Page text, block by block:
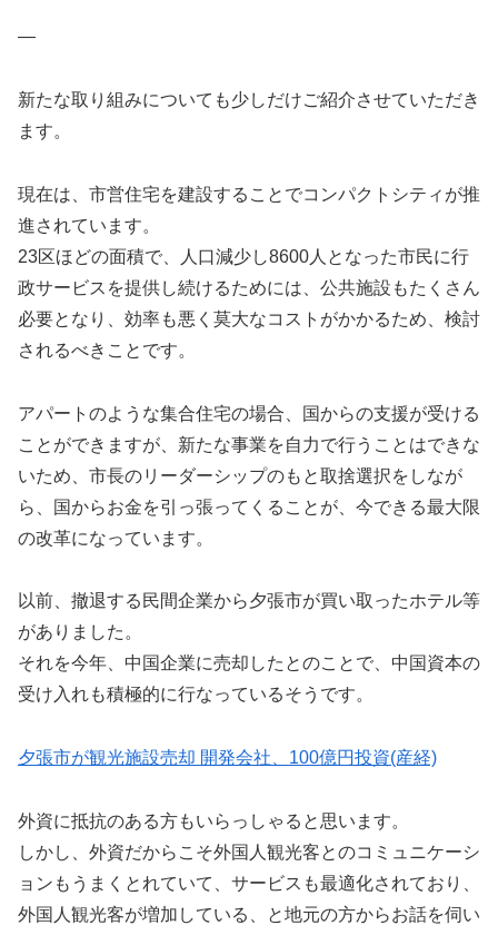
—
新たな取り組みについても少しだけご紹介させていただき
ます。
現在は、市営住宅を建設することでコンパクトシティが推
進されています。
23区ほどの面積で、人口減少し8600人となった市民に行
政サービスを提供し続けるためには、公共施設もたくさん
必要となり、効率も悪く莫大なコストがかかるため、検討
されるべきことです。
アパートのような集合住宅の場合、国からの支援が受ける
ことができますが、新たな事業を自力で行うことはできな
いため、市長のリーダーシップのもと取捨選択をしなが
ら、国からお金を引っ張ってくることが、今できる最大限
の改革になっています。
以前、撤退する民間企業から夕張市が買い取ったホテル等
がありました。
それを今年、中国企業に売却したとのことで、中国資本の
受け入れも積極的に行なっているそうです。
夕張市が観光施設売却 開発会社、100億円投資(産経)
外資に抵抗のある方もいらっしゃると思います。
しかし、外資だからこそ外国人観光客とのコミュニケーシ
ョンもうまくとれていて、サービスも最適化されており、
外国人観光客が増加している、と地元の方からお話を伺い